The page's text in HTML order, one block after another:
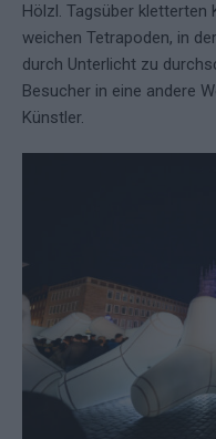
Hölzl. Tagsüber kletterten
weichen Tetrapoden, in
durch Unterlicht zu
Besucher in eine andere
Künstler.